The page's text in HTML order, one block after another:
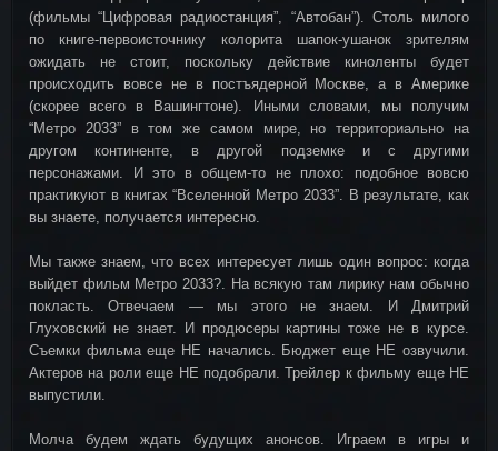
(фильмы “Цифровая радиостанция”, “Автобан”). Столь милого
по книге-первоисточнику колорита шапок-ушанок зрителям
ожидать не стоит, поскольку действие киноленты будет
происходить вовсе не в постъядерной Москве, а в Америке
(скорее всего в Вашингтоне). Иными словами, мы получим
“Метро 2033” в том же самом мире, но территориально на
другом континенте, в другой подземке и с другими
персонажами. И это в общем-то не плохо: подобное вовсю
практикуют в книгах “Вселенной Метро 2033”. В результате, как
вы знаете, получается интересно.
Мы также знаем, что всех интересует лишь один вопрос: когда
выйдет фильм Метро 2033?. На всякую там лирику нам обычно
покласть. Отвечаем — мы этого не знаем. И Дмитрий
Глуховский не знает. И продюсеры картины тоже не в курсе.
Съемки фильма еще НЕ начались. Бюджет еще НЕ озвучили.
Актеров на роли еще НЕ подобрали. Трейлер к фильму еще НЕ
выпустили.
Молча будем ждать будущих анонсов. Играем в игры и